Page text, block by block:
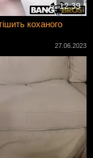
12:39
коханого
27.06.2023